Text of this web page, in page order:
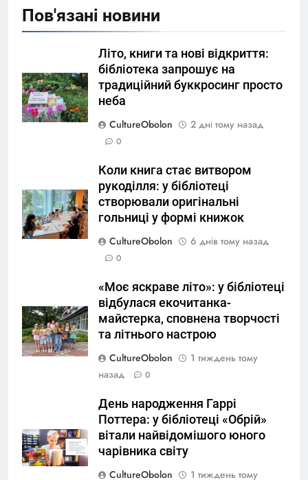
Пов'язані новини
Літо, книги та нові відкриття:
бібліотека запрошує на
традиційний буккросинг просто
неба
CultureObolon
2 дні тому назад
0
Коли книга стає витвором
рукоділля: у бібліотеці
створювали оригінальні
гольниці у формі книжок
CultureObolon
6 днів тому назад
0
«Моє яскраве літо»: у бібліотеці
відбулася екочитанка-
майстерка, сповнена творчості
та літнього настрою
CultureObolon
1 тиждень тому
назад
0
День народження Гаррі
Поттера: у бібліотеці «Обрій»
вітали найвідомішого юного
чарівника світу
CultureObolon
1 тиждень тому